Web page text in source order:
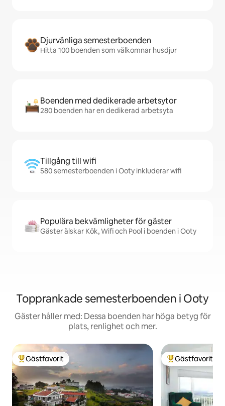
Djurvänliga semesterboenden
Hitta 100 boenden som välkomnar husdjur
Boenden med dedikerade arbetsytor
280 boenden har en dedikerad arbetsyta
Tillgång till wifi
580 semesterboenden i Ooty inkluderar wifi
Populära bekvämligheter för gäster
Gäster älskar Kök, Wifi och Pool i boenden i Ooty
Topprankade semesterboenden i Ooty
Gäster håller med: Dessa boenden har höga betyg för
plats, renlighet och mer.
Populär gästfavorit
Gästfavorit Populär
Gästfavorit